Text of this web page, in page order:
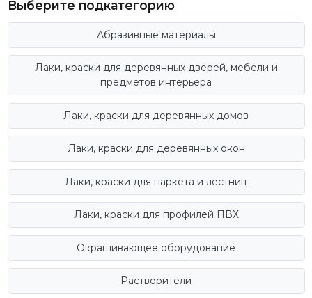
Выберите подкатегорию
Абразивные материалы
Лаки, краски для деревянных дверей, мебели и
предметов интерьера
Лаки, краски для деревянных домов
Лаки, краски для деревянных окон
Лаки, краски для паркета и лестниц
Лаки, краски для профилей ПВХ
Окрашивающее оборудование
Растворители